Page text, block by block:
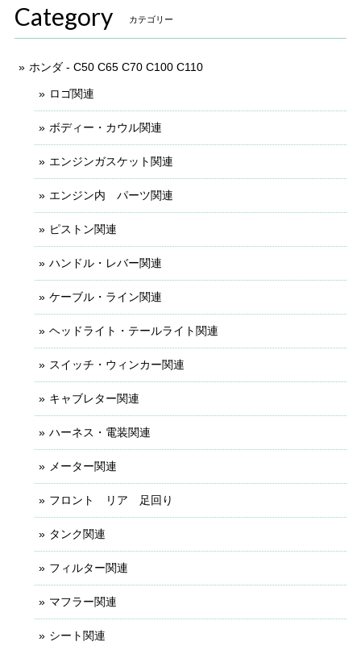
Category カテゴリー
ホンダ - C50 C65 C70 C100 C110
ロゴ関連
ボディー・カウル関連
エンジンガスケット関連
エンジン内 パーツ関連
ピストン関連
ハンドル・レバー関連
ケーブル・ライン関連
ヘッドライト・テールライト関連
スイッチ・ウィンカー関連
キャブレター関連
ハーネス・電装関連
メーター関連
フロント リア 足回り
タンク関連
フィルター関連
マフラー関連
シート関連